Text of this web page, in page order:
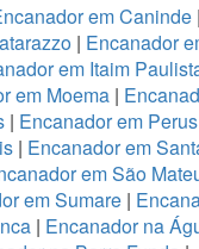
em Caninde|
| Encanador
em Itaim
em Moema|
| Encanador em Perus
| Encanador em
em São
em Sumare |
| Encanador na